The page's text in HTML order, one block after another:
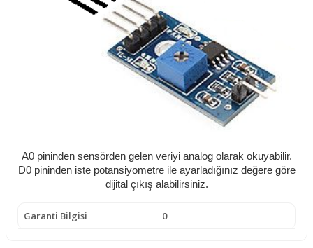
A0 pininden sensörden gelen veriyi analog olarak okuyabilir.
D0 pininden iste potansiyometre ile ayarladığınız değere göre
dijital çıkış alabilirsiniz.
Garanti Bilgisi 0